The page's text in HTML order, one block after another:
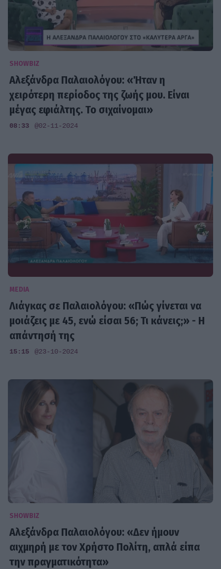
SHOWBIZ
Αλεξάνδρα Παλαιολόγου: «Ήταν η
χειρότερη περίοδος της ζωής μου. Είναι
μέγας εφιάλτης. Το σιχαίνομαι»
08:33 @02-11-2024
MEDIA
Λιάγκας σε Παλαιολόγου: «Πώς γίνεται να
μοιάζεις με 45, ενώ είσαι 56; Τι κάνεις;» - Η
απάντησή της
15:15 @23-10-2024
SHOWBIZ
Αλεξάνδρα Παλαιολόγου: «Δεν ήμουν
αιχμηρή με τον Χρήστο Πολίτη, απλά είπα
την πραγματικότητα»